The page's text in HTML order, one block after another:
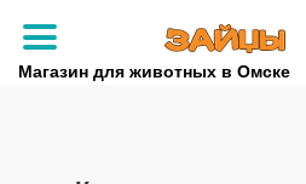
Магазин для животных в Омске
+7